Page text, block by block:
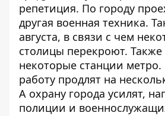
репетиция. По городу
другая военная техника.
августа, в связи с чем
столицы перекроют. Также
некоторые станции метро.
работу продлят на
А охрану города усилят,
полиции и